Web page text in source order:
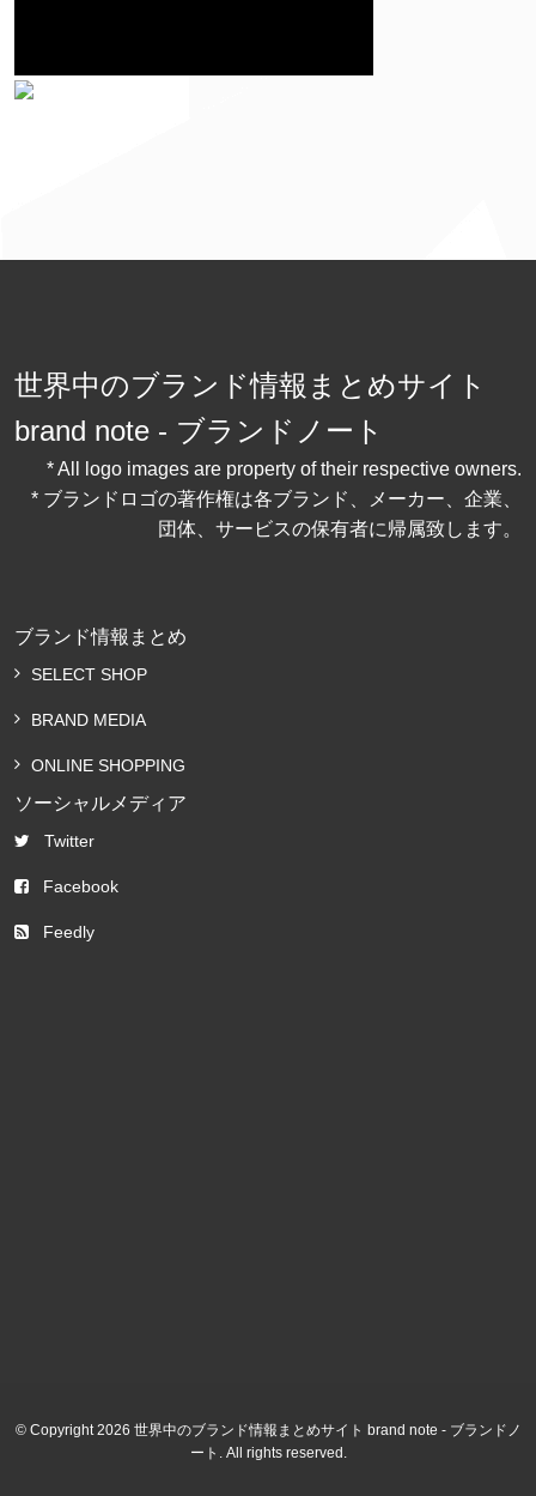
世界中のブランド情報まとめサイト
brand note - ブランドノート
* All logo images are property of their respective owners.
* ブランドロゴの著作権は各ブランド、メーカー、企業、
団体、サービスの保有者に帰属致します。
ブランド情報まとめ
SELECT SHOP
BRAND MEDIA
ONLINE SHOPPING
ソーシャルメディア
Twitter
Facebook
Feedly
© Copyright 2026 世界中のブランド情報まとめサイト brand note - ブランドノ
ート. All rights reserved.